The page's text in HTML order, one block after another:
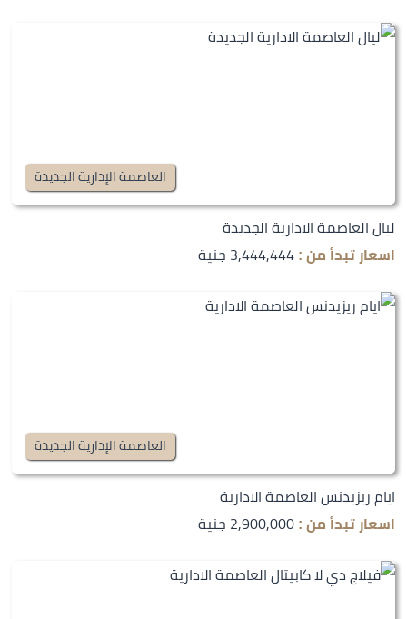
العاصمة الإدارية الجديدة
ليال العاصمة الادارية الجديدة
اسعار تبدأ من : 3,444,444 جنية
العاصمة الإدارية الجديدة
ايام ريزيدنس العاصمة الادارية
اسعار تبدأ من : 2,900,000 جنية